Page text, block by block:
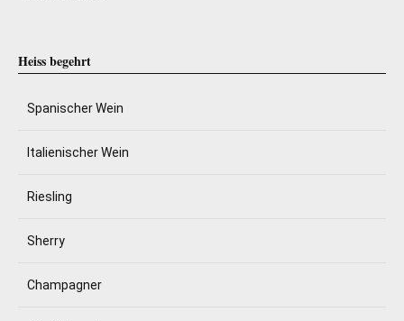
Heiss begehrt
Spanischer Wein
Italienischer Wein
Riesling
Sherry
Champagner